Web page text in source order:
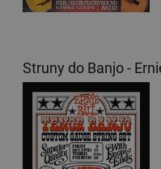
Struny do Banjo -